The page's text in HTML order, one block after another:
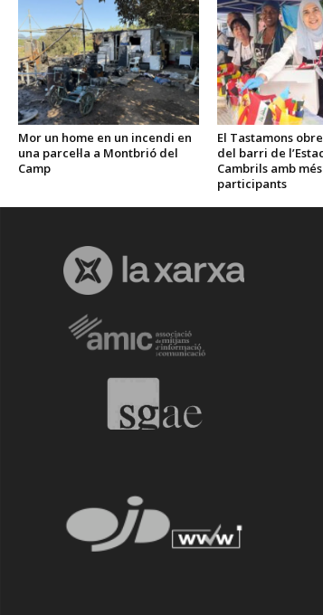
Mor un home en un incendi en
una parcel·la a Montbrió del
Camp
El Tastamons
del barri de
Cambrils amb
participants